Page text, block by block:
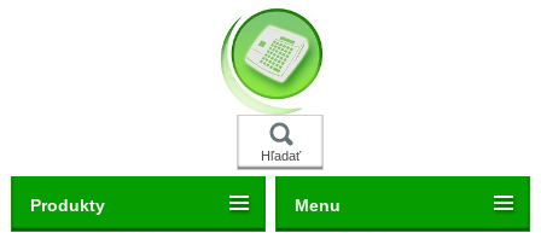
Hľadať
Produkty Menu